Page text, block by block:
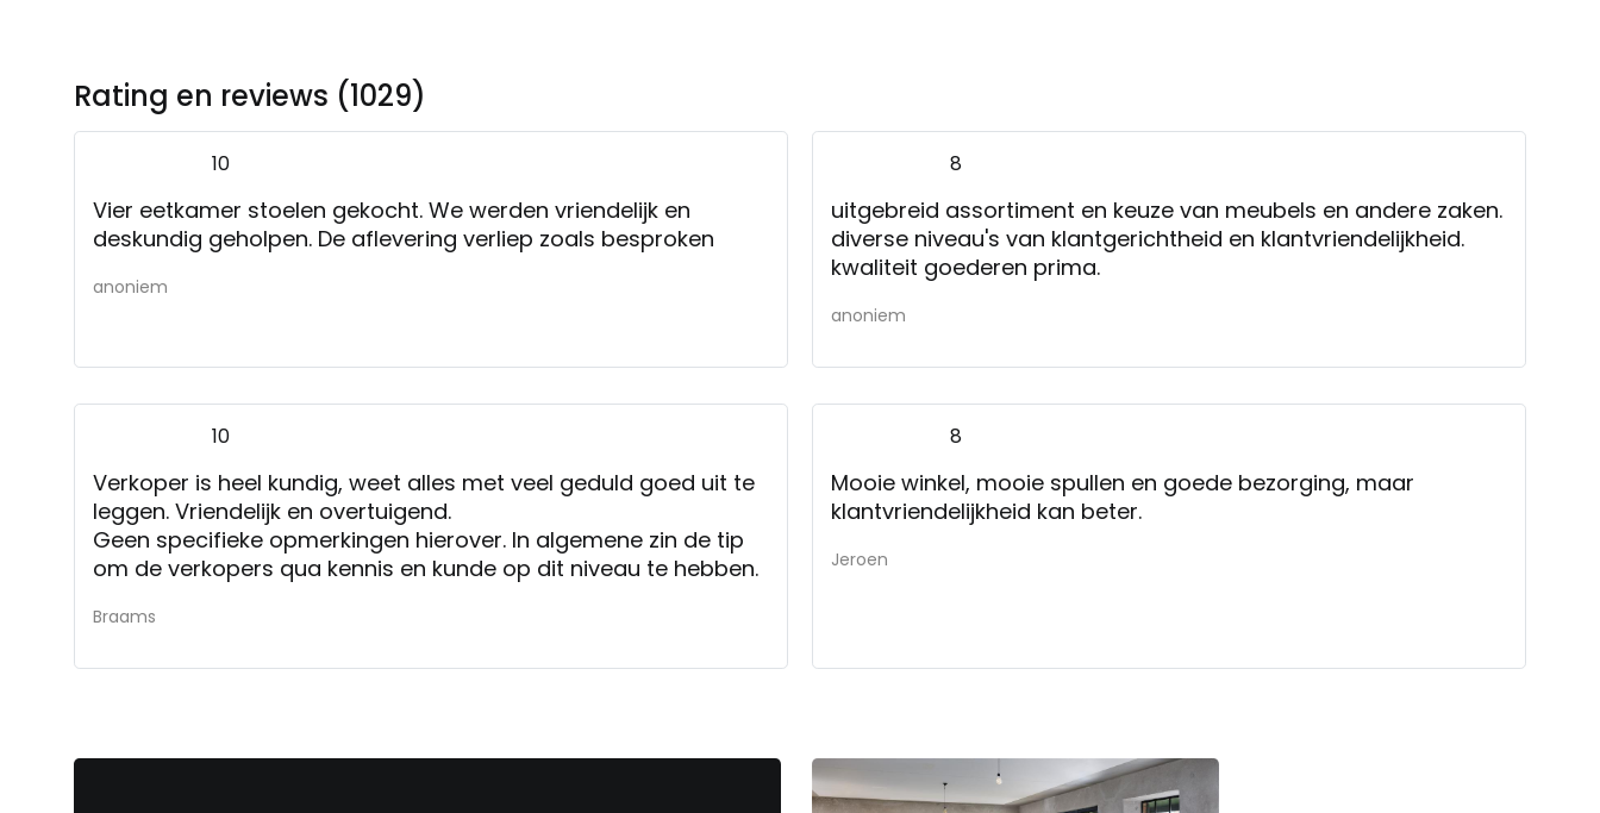
Rating en reviews (1029)
10
Vier eetkamer stoelen gekocht. We werden vriendelijk en
deskundig geholpen. De aflevering verliep zoals besproken
anoniem
8
uitgebreid assortiment en keuze van meubels en andere zaken.
diverse niveau's van klantgerichtheid en klantvriendelijkheid.
kwaliteit goederen prima.
anoniem
10
Verkoper is heel kundig, weet alles met veel geduld goed uit te
leggen. Vriendelijk en overtuigend.
Geen specifieke opmerkingen hierover. In algemene zin de tip
om de verkopers qua kennis en kunde op dit niveau te hebben.
Braams
8
Mooie winkel, mooie spullen en goede bezorging, maar
klantvriendelijkheid kan beter.
Jeroen